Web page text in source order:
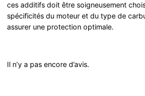
ces additifs doit être soigneusement
spécificités du moteur et du type de
assurer une protection optimale.
Il n’y a pas encore d’avis.